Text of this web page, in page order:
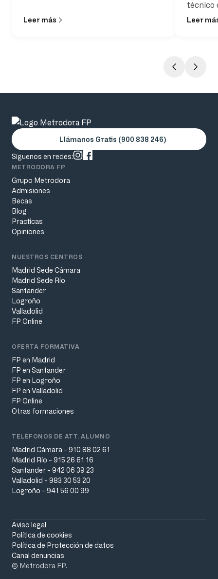
Leer más
técnico
Leer
Llámanos Gratis (900 838 246)
Síguenos en redes:
METRODORA FP
Grupo Metrodora
Admisiones
Becas
Blog
Practicas
Opiniones
NUESTROS CENTROS
Madrid Sede Cámara
Madrid Sede Río
Santander
Logroño
Valladolid
FP Online
OFERTA FORMATIVA
FP en Madrid
FP en Santander
FP en Logroño
FP en Valladolid
FP Online
Otras formaciones
TELÉFONOS DE ATT. ALUMNO
Madrid Cámara - 910 88 02 61
Madrid Río - 915 26 61 16
Santander - 942 06 39 23
Valladolid - 983 30 53 20
Logroño - 941 56 00 99
Aviso legal
Política de cookies
Política de Protección de datos
Canal denuncias
© Metrodora FP.